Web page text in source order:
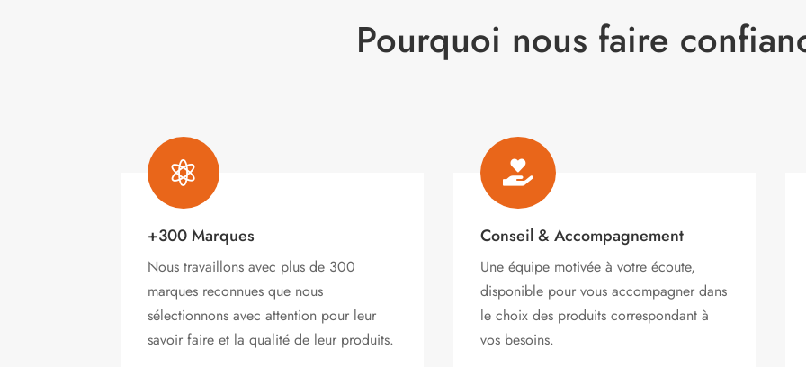
Pourquoi nous faire

+300 Marques
Nous travaillons avec plus de 300
marques reconnues que nous
sélectionnons avec attention pour leur
savoir faire et la qualité de leur produits.

Conseil & Accompagnement
Une équipe motivée à votre écoute,
disponible pour vous accompagner dans
le choix des produits correspondant à
vos besoins.